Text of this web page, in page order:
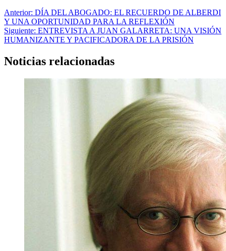
Navegación
de
entradas
Anterior: DÍA DEL ABOGADO: EL RECUERDO DE ALBERDI
Y UNA OPORTUNIDAD PARA LA REFLEXIÓN
Siguiente: ENTREVISTA A JUAN GALARRETA: UNA VISIÓN
HUMANIZANTE Y PACIFICADORA DE LA PRISIÓN
Noticias relacionadas